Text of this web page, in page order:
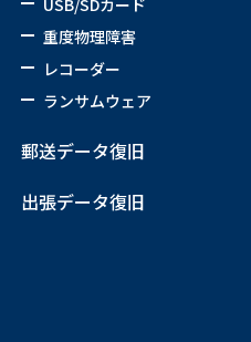
重度物理障害
レコーダー
ランサムウェア
郵送データ復旧
出張データ復旧